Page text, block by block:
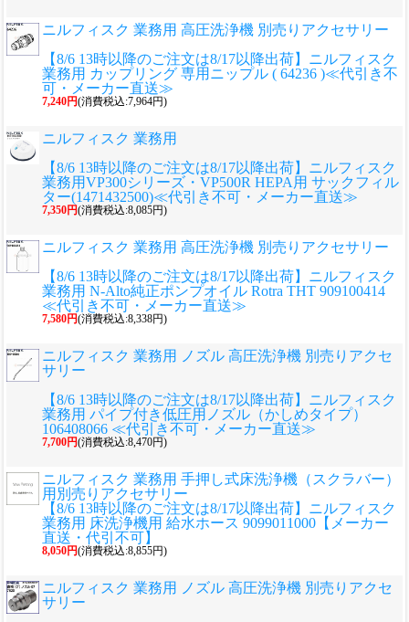
ニルフィスク 業務用 高圧洗浄機 別売りアクセサリー
【8/6 13時以降のご注文は8/17以降出荷】ニルフィスク
業務用 カップリング 専用ニップル ( 64236 )≪代引き不
可・メーカー直送≫
7,240円(消費税込:7,964円)
ニルフィスク 業務用
【8/6 13時以降のご注文は8/17以降出荷】ニルフィスク
業務用VP300シリーズ・VP500R HEPA用 サックフィル
ター(1471432500)≪代引き不可・メーカー直送≫
7,350円(消費税込:8,085円)
ニルフィスク 業務用 高圧洗浄機 別売りアクセサリー
【8/6 13時以降のご注文は8/17以降出荷】ニルフィスク
業務用 N-Alto純正ポンプオイル Rotra THT 909100414
≪代引き不可・メーカー直送≫
7,580円(消費税込:8,338円)
ニルフィスク 業務用 ノズル 高圧洗浄機 別売りアクセ
サリー
【8/6 13時以降のご注文は8/17以降出荷】ニルフィスク
業務用 パイプ付き低圧用ノズル（かしめタイプ）
106408066 ≪代引き不可・メーカー直送≫
7,700円(消費税込:8,470円)
ニルフィスク 業務用 手押し式床洗浄機（スクラバー）
用別売りアクセサリー
【8/6 13時以降のご注文は8/17以降出荷】ニルフィスク
業務用 床洗浄機用 給水ホース 9099011000【メーカー
直送・代引不可】
8,050円(消費税込:8,855円)
ニルフィスク 業務用 ノズル 高圧洗浄機 別売りアクセ
サリー